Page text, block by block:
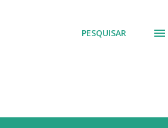
PESQUISAR